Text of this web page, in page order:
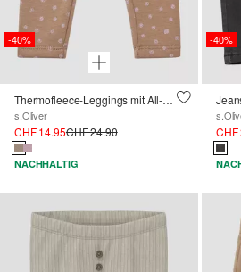
-40%
Thermofleece-Leggings mit All-over-Print
s.Oliver
CHF 14.95CHF 24.90
NACHHALTIG
-40%
CHF